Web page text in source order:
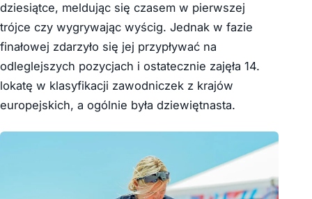
dziesiątce, meldując się czasem w pierwszej
trójce czy wygrywając wyścig. Jednak w fazie
finałowej zdarzyło się jej przypływać na
odleglejszych pozycjach i ostatecznie zajęła 14.
lokatę w klasyfikacji zawodniczek z krajów
europejskich, a ogólnie była dziewiętnasta.